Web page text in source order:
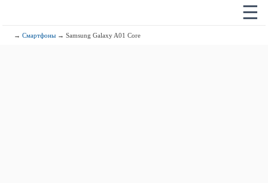
☰
→Смартфоны → Samsung Galaxy A01 Core